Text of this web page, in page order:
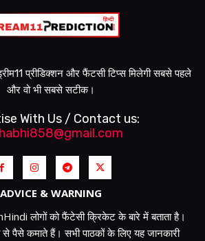
प्रीडिक्शन और फैंटसी टिप्स मिलेगी सबसे पहले
और वो भी सबसे सटीक।
With Us / Contact us:
ADVICE & WARNING
लोगों को फैंटेसी क्रिकेट के बारे में बताता है।
से पैसे कमाते हैं। सभी पाठकों के लिए यह जानकारी